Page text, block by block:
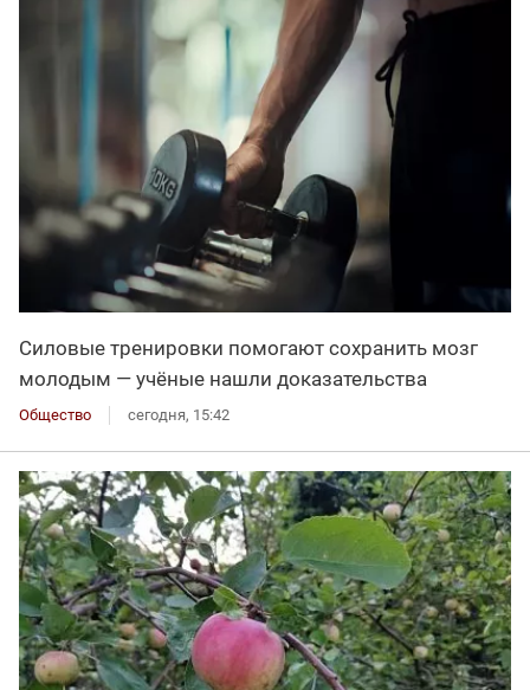
Силовые тренировки помогают сохранить мозг
молодым — учёные нашли доказательства
Общество сегодня, 15:42